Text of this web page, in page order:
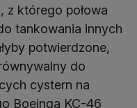
z którego połowa
tankowania innych
potwierdzone,
do
cystern na
Boeinga KC-46